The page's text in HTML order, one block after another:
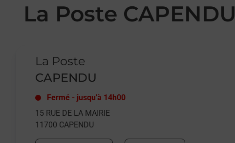
La Poste CAPENDU
La Poste
CAPENDU
Fermé - jusqu'à 14h00
15 RUE DE LA MAIRIE
11700 CAPENDU